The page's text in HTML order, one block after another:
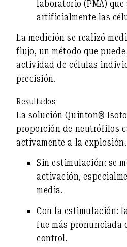
laboratorio (PMA)
artificialmente las
La medición se realizó
flujo, un método que
actividad de células
precisión.
Resultados
La solución Quinton®
proporción de neutrófilos
activamente a la explosión.
Sin estimulación: se
activación,
media.
Con la estimulación:
fue más pronunciada
control.